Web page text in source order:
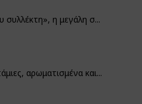
συλλέκτη», η μεγάλη σ...
αρωματισμένα και...